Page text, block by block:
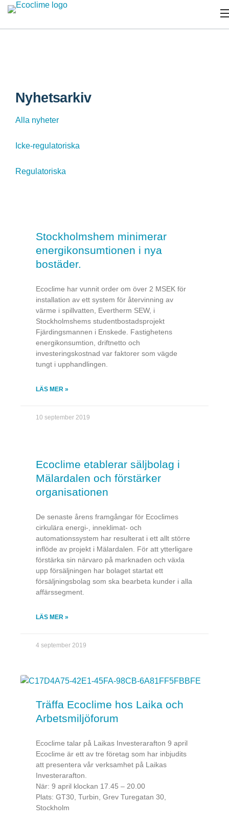
Nyhetsarkiv
Alla nyheter
Icke-regulatoriska
Regulatoriska
Stockholmshem minimerar
energikonsumtionen i nya
bostäder.
Ecoclime har vunnit order om över 2 MSEK för
installation av ett system för återvinning av
värme i spillvatten, Evertherm SEW, i
Stockholmshems studentbostadsprojekt
Fjärdingsmannen i Enskede. Fastighetens
energikonsumtion, driftnetto och
investeringskostnad var faktorer som vägde
tungt i upphandlingen.
LÄS MER »
10 september 2019
Ecoclime etablerar säljbolag i
Mälardalen och förstärker
organisationen
De senaste årens framgångar för Ecoclimes
cirkulära energi-, inneklimat- och
automationssystem har resulterat i ett allt större
inflöde av projekt i Mälardalen. För att ytterligare
förstärka sin närvaro på marknaden och växla
upp försäljningen har bolaget startat ett
försäljningsbolag som ska bearbeta kunder i alla
affärssegment.
LÄS MER »
4 september 2019
Träffa Ecoclime hos Laika och
Arbetsmiljöforum
Ecoclime talar på Laikas Investerarafton 9 april
Ecoclime är ett av tre företag som har inbjudits
att presentera vår verksamhet på Laikas
Investerarafton.
När: 9 april klockan 17.45 – 20.00
Plats: GT30, Turbin, Grev Turegatan 30,
Stockholm